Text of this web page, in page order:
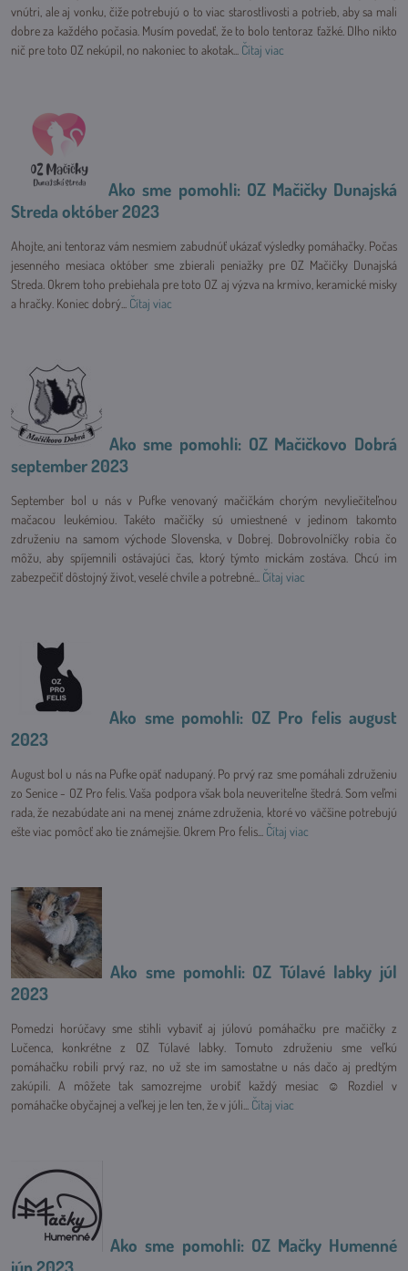
vnútri, ale aj vonku, čiže potrebujú o to viac starostlivosti a potrieb, aby sa mali
dobre za každého počasia. Musím povedať, že to bolo tentoraz ťažké. Dlho nikto
nič pre toto OZ nekúpil, no nakoniec to akotak... Čítaj viac
Ako sme pomohli: OZ Mačičky Dunajská
Streda október 2023
Ahojte, ani tentoraz vám nesmiem zabudnúť ukázať výsledky pomáhačky. Počas
jesenného mesiaca október sme zbierali peniažky pre OZ Mačičky Dunajská
Streda. Okrem toho prebiehala pre toto OZ aj výzva na krmivo, keramické misky
a hračky. Koniec dobrý... Čítaj viac
Ako sme pomohli: OZ Mačičkovo Dobrá
september 2023
September bol u nás v Pufke venovaný mačičkám chorým nevyliečiteľnou
mačacou leukémiou. Takéto mačičky sú umiestnené v jedinom takomto
združeniu na samom východe Slovenska, v Dobrej. Dobrovolníčky robia čo
môžu, aby spíjemnili ostávajúci čas, ktorý týmto mickám zostáva. Chcú im
zabezpečiť dôstojný život, veselé chvíle a potrebné... Čítaj viac
Ako sme pomohli: OZ Pro felis august
2023
August bol u nás na Pufke opäť nadupaný. Po prvý raz sme pomáhali združeniu
zo Senice - OZ Pro felis. Vaša podpora však bola neuveriteľne štedrá. Som veľmi
rada, že nezabúdate ani na menej známe združenia, ktoré vo väčšine potrebujú
ešte viac pomôcť ako tie známejšie. Okrem Pro felis... Čítaj viac
Ako sme pomohli: OZ Túlavé labky júl
2023
Pomedzi horúčavy sme stihli vybaviť aj júlovú pomáhačku pre mačičky z
Lučenca, konkrétne z OZ Túlavé labky. Tomuto združeniu sme veľkú
pomáhačku robili prvý raz, no už ste im samostatne u nás dačo aj predtým
zakúpili. A môžete tak samozrejme urobiť každý mesiac ☺ Rozdiel v
pomáhačke obyčajnej a veľkej je len ten, že v júli... Čítaj viac
Ako sme pomohli: OZ Mačky Humenné